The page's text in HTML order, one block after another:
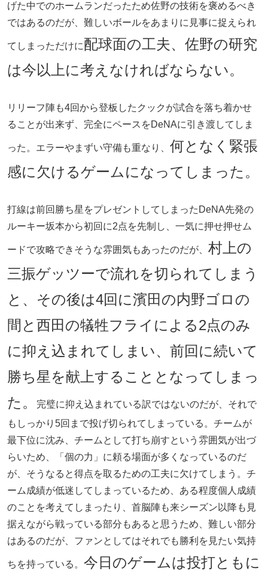
げた中でのホームランだったため佐野の技術を褒めるべき
ではあるのだが、難しいボールをあまりに見事に捉えられ
てしまっただけに配球面の工夫、佐野の研究
は今以上に考えなければならない。
リリーフ陣も4回から登板したクックが試合を落ち着かせ
ることが出来ず、完全にペースをDeNAに引き渡してしま
った。エラーやまずい守備も重なり、 何となく緊張
感に欠けるゲームになってしまった。
打線は前回勝ち星をプレゼントしてしまったDeNA先発の
ルーキー坂本から初回に2点を先制し、一気に押せ押せム
ードで攻略できそうな雰囲気もあったのだが、 村上の
三振ゲッツーで流れを切られてしまう
と、その後は4回に濱田の内野ゴロの
間と西田の犠牲フライによる2点のみ
に抑え込まれてしまい、前回に続いて
勝ち星を献上することとなってしまっ
た。
完璧に抑え込まれている訳ではないのだが、それで
もしっかり5回まで投げ切られてしまっている。チームが
最下位に沈み、チームとして打ち崩すという雰囲気が出づ
らいため、「個の力」に頼る場面が多くなっているのだ
が、そうなると得点を取るための工夫に欠けてしまう。チ
ーム成績が低迷してしまっているため、ある程度個人成績
のことを考えてしまったり、首脳陣も来シーズン以降も見
据えながら戦っている部分もあると思うため、難しい部分
はあるのだが、ファンとしてはそれでも勝利を見たい気持
ちを持っている。 今日のゲームは投打ともに